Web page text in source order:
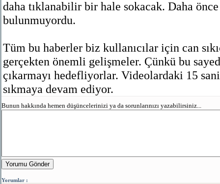
daha tıklanabilir bir hale sokacak. Daha
bulunmuyordu.
Tüm bu haberler biz kullanıcılar için can
gerçekten önemli gelişmeler. Çünkü bu
çıkarmayı hedefliyorlar. Videolardaki 15
sıkmaya devam ediyor.
Bunun hakkında hemen düşüncelerinizi ya da sorunlarınızı yazabilirsiniz...
Yorumu Gönder
Yorumlar :